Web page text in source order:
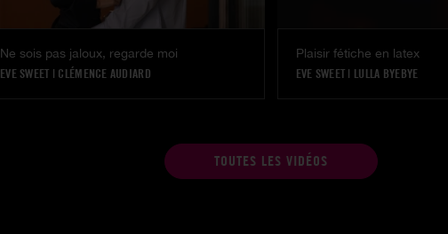
Ne sois pas jaloux, regarde moi
EVE SWEET | CLÉMENCE AUDIARD
Plaisir fétiche en latex
EVE SWEET | LULLA BYEBYE
TOUTES LES VIDÉOS